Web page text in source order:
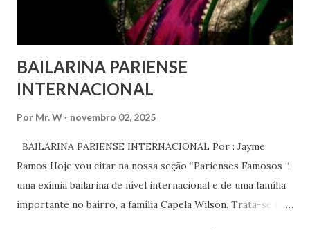
serem ouvidas através ...
BAILARINA PARIENSE
INTERNACIONAL
Por Mr. W novembro 02, 2025
BAILARINA PARIENSE INTERNACIONAL Por : Jayme
Ramos Hoje vou citar na nossa seção “Parienses Famosos “,
uma exímia bailarina de nível internacional e de uma família
importante no bairro, a família Capela Wilson. Trata-se da